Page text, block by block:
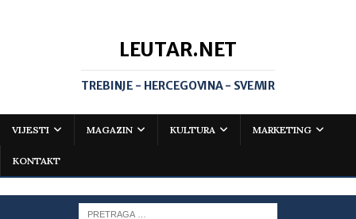
LEUTAR.NET
TREBINJE - HERCEGOVINA - SVEMIR
VIJESTI MAGAZIN KULTURA MARKETING
KONTAKT